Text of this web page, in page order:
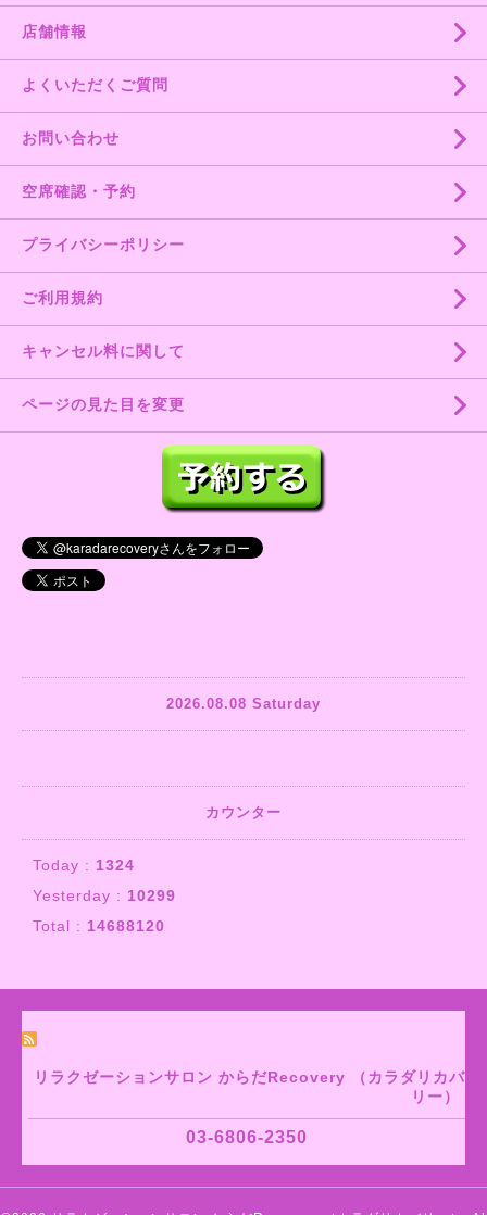
店舗情報
よくいただくご質問
お問い合わせ
空席確認・予約
プライバシーポリシー
ご利用規約
キャンセル料に関して
ページの見た目を変更
2026.08.08 Saturday
カウンター
Today : 1324
Yesterday : 10299
Total : 14688120
リラクゼーションサロン からだRecovery （カラダリカバ
リー）
03-6806-2350